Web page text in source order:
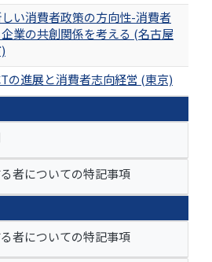
い消費者政策の方向性-消費者
企業の共創関係を考える (名古屋
の進展と消費者志向経営 (東京)
者についての特記事項
者についての特記事項